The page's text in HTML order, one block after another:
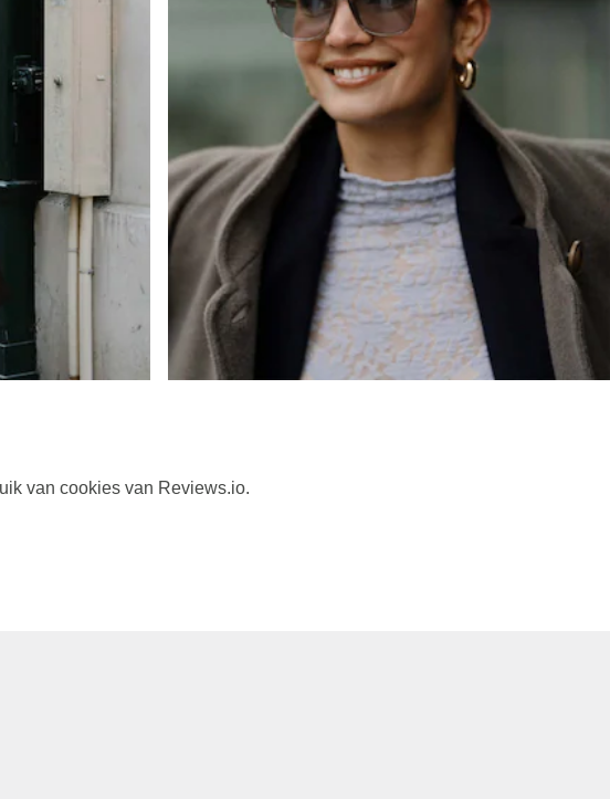
van cookies van Reviews.io.